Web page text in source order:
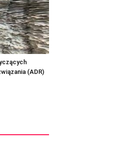
(ADR)